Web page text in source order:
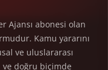
Ajansı abonesi olan
Kamu yararını
ve uluslararası
ve doğru biçimde